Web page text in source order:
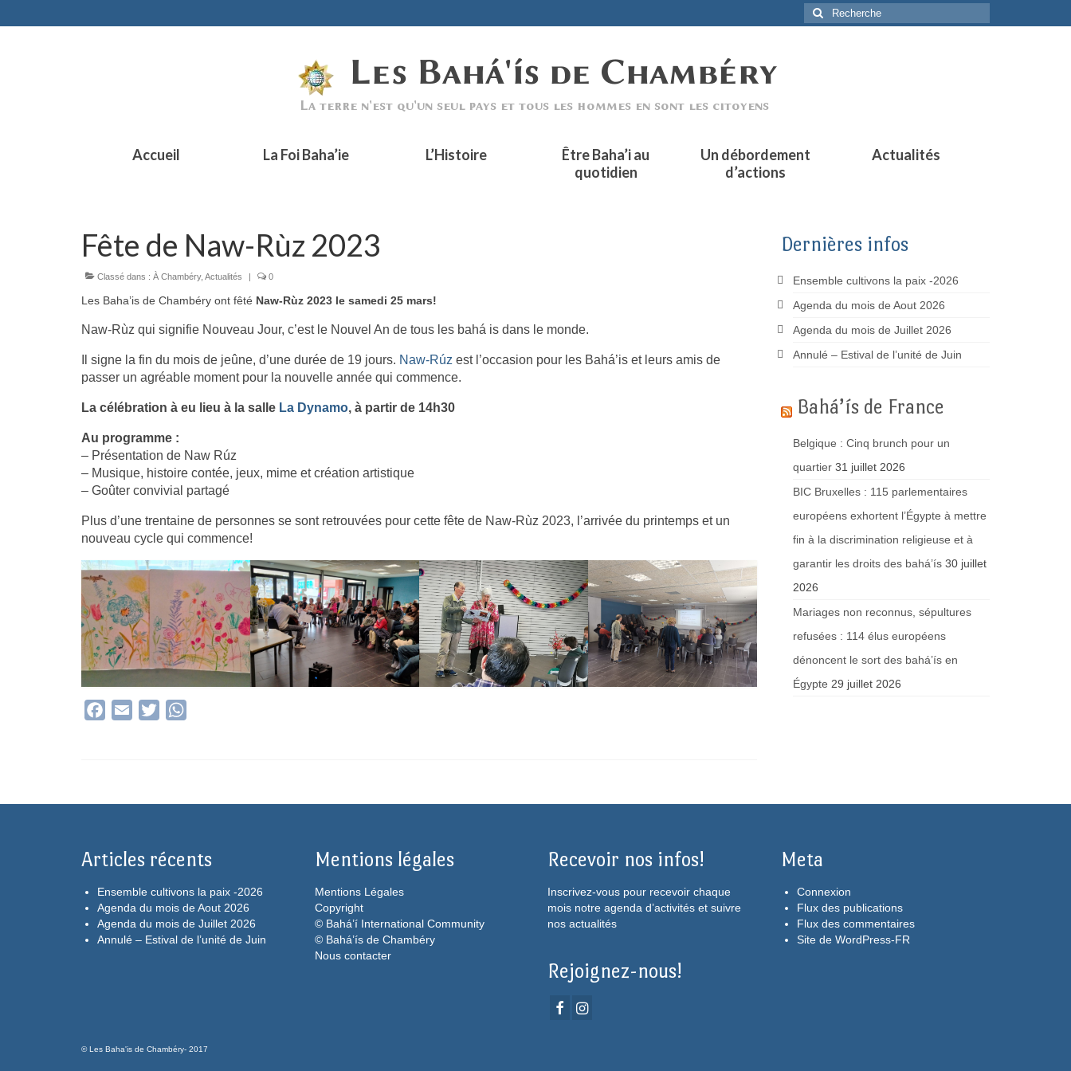
Rechercher
:
Accueil La Foi Baha’ie L’Histoire
Être Baha’i au
quotidien
Un débordement
d’actions
Actualités
Fête de Naw-Rùz 2023
Classé dans : À Chambéry, Actualités | 0
Les Baha’is de Chambéry ont fêté Naw-Rùz 2023 le samedi 25 mars!
Naw-Rùz qui signifie Nouveau Jour, c’est le Nouvel An de tous les bahá is dans le monde.
Il signe la fin du mois de jeûne, d’une durée de 19 jours. Naw-Rúz est l’occasion pour les Bahá’is et leurs amis de
passer un agréable moment pour la nouvelle année qui commence.
La célébration à eu lieu à la salle La Dynamo, à partir de 14h30
Au programme :
– Présentation de Naw Rúz
– Musique, histoire contée, jeux, mime et création artistique
– Goûter convivial partagé
Plus d’une trentaine de personnes se sont retrouvées pour cette fête de Naw-Rùz 2023, l’arrivée du printemps et un
nouveau cycle qui commence!
Facebook
Email Twitter
Dernières infos
Ensemble cultivons la paix -2026
Agenda du mois de Aout 2026
Agenda du mois de Juillet 2026
Annulé – Estival de l’unité de Juin
Bahá’ís de France
Belgique : Cinq brunch pour un
quartier 31 juillet 2026
BIC Bruxelles : 115 parlementaires
européens exhortent l’Égypte à mettre
fin à la discrimination religieuse et à
garantir les droits des bahá’ís 30 juillet
2026
Mariages non reconnus, sépultures
refusées : 114 élus européens
dénoncent le sort des bahá’ís en
Égypte 29 juillet 2026
Articles récents
Ensemble cultivons la paix -2026
Agenda du mois de Aout 2026
Agenda du mois de Juillet 2026
Annulé – Estival de l’unité de Juin
Mentions légales
Mentions Légales
Copyright
© Bahá’í International Community
© Bahá’ís de Chambéry
Nous contacter
Recevoir nos infos!
Inscrivez-vous pour recevoir chaque
mois notre agenda d’activités et suivre
nos actualités
Rejoignez-nous!
Meta
Connexion
Flux des publications
Flux des commentaires
Site de WordPress-FR
© Les Baha'is de Chambéry- 2017